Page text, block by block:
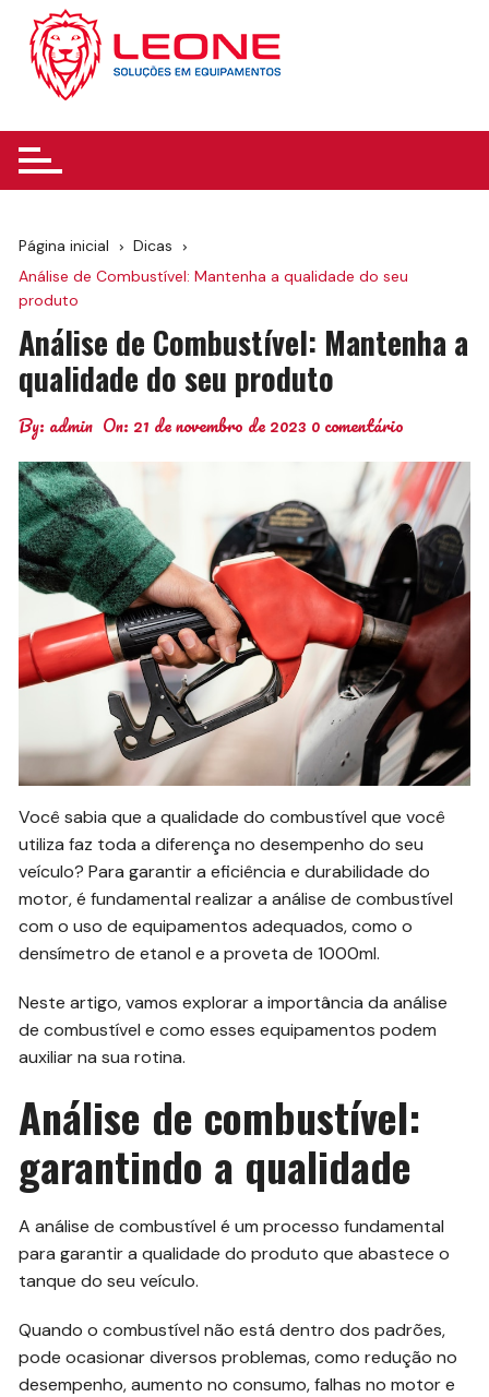
para
conteúdo
Página inicial
Dicas
Análise de Combustível: Mantenha a qualidade do seu
produto
Análise de Combustível: Mantenha a
qualidade do seu produto
By: admin On: 21 de novembro de 2023 0 comentário
Você sabia que a qualidade do combustível que você
utiliza faz toda a diferença no desempenho do seu
veículo? Para garantir a eficiência e durabilidade do
motor, é fundamental realizar a análise de combustível
com o uso de equipamentos adequados, como o
densímetro de etanol e a proveta de 1000ml.
Neste artigo, vamos explorar a importância da análise
de combustível e como esses equipamentos podem
auxiliar na sua rotina.
Análise de combustível:
garantindo a qualidade
A análise de combustível é um processo fundamental
para garantir a qualidade do produto que abastece o
tanque do seu veículo.
Quando o combustível não está dentro dos padrões,
pode ocasionar diversos problemas, como redução no
desempenho, aumento no consumo, falhas no motor e